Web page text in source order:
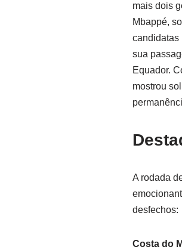
mais dois
Mbappé,
candidatas
sua
Equador.
mostrou
A rodada
desfechos:
Costa do